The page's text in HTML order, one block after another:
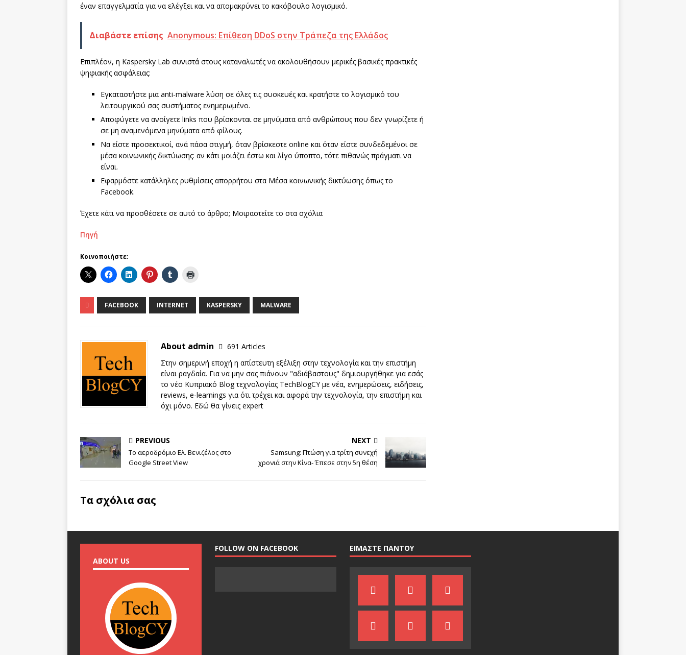
έναν επαγγελματία για να ελέγξει και να απομακρύνει το κακόβουλο λογισμικό.
Διαβάστε επίσης Anonymous: Επίθεση DDoS στην Τράπεζα της Ελλάδος
Επιπλέον, η Kaspersky Lab συνιστά στους καταναλωτές να ακολουθήσουν μερικές βασικές πρακτικές
ψηφιακής ασφάλειας:
Εγκαταστήστε μια anti-malware λύση σε όλες τις συσκευές και κρατήστε το λογισμικό του
λειτουργικού σας συστήματος ενημερωμένο.
Αποφύγετε να ανοίγετε links που βρίσκονται σε μηνύματα από ανθρώπους που δεν γνωρίζετε ή
σε μη αναμενόμενα μηνύματα από φίλους.
Να είστε προσεκτικοί, ανά πάσα στιγμή, όταν βρίσκεστε online και όταν είστε συνδεδεμένοι σε
μέσα κοινωνικής δικτύωσης: αν κάτι μοιάζει έστω και λίγο ύποπτο, τότε πιθανώς πράγματι να
είναι.
Εφαρμόστε κατάλληλες ρυθμίσεις απορρήτου στα Μέσα κοινωνικής δικτύωσης όπως το
Facebook.
Έχετε κάτι να προσθέσετε σε αυτό το άρθρο; Μοιραστείτε το στα σχόλια
Πηγή
Κοινοποιήστε:
FACEBOOK INTERNET KASPERSKY MALWARE
About admin
691 Articles
Στην σημερινή εποχή η απίστευτη εξέλιξη στην τεχνολογία και την επιστήμη
είναι ραγδαία. Για να μην σας πιάνουν "αδιάβαστους" δημιουργήθηκε για εσάς
το νέο Κυπριακό Blog τεχνολογίας TechBlogCY με νέα, ενημερώσεις, ειδήσεις,
reviews, e-learnings για ότι τρέχει και αφορά την τεχνολογία, την επιστήμη και
όχι μόνο. Εδώ θα γίνεις expert
PREVIOUS
Το αεροδρόμιο Ελ. Βενιζέλος στο
Google Street View
NEXT
Samsung: Πτώση για τρίτη συνεχή
χρονιά στην Κίνα- Έπεσε στην 5η θέση
Τα σχόλια σας
ABOUT US
FOLLOW ON FACEBOOK ΕΙΜΑΣΤΕ ΠΑΝΤΟΥ